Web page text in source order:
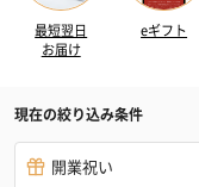
最短翌日
お届け
eギフト
現在の絞り込み条件
開業祝い